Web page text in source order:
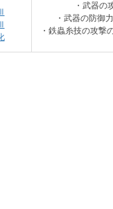
・武器の
・武器の防御
・鉄蟲糸技の攻撃